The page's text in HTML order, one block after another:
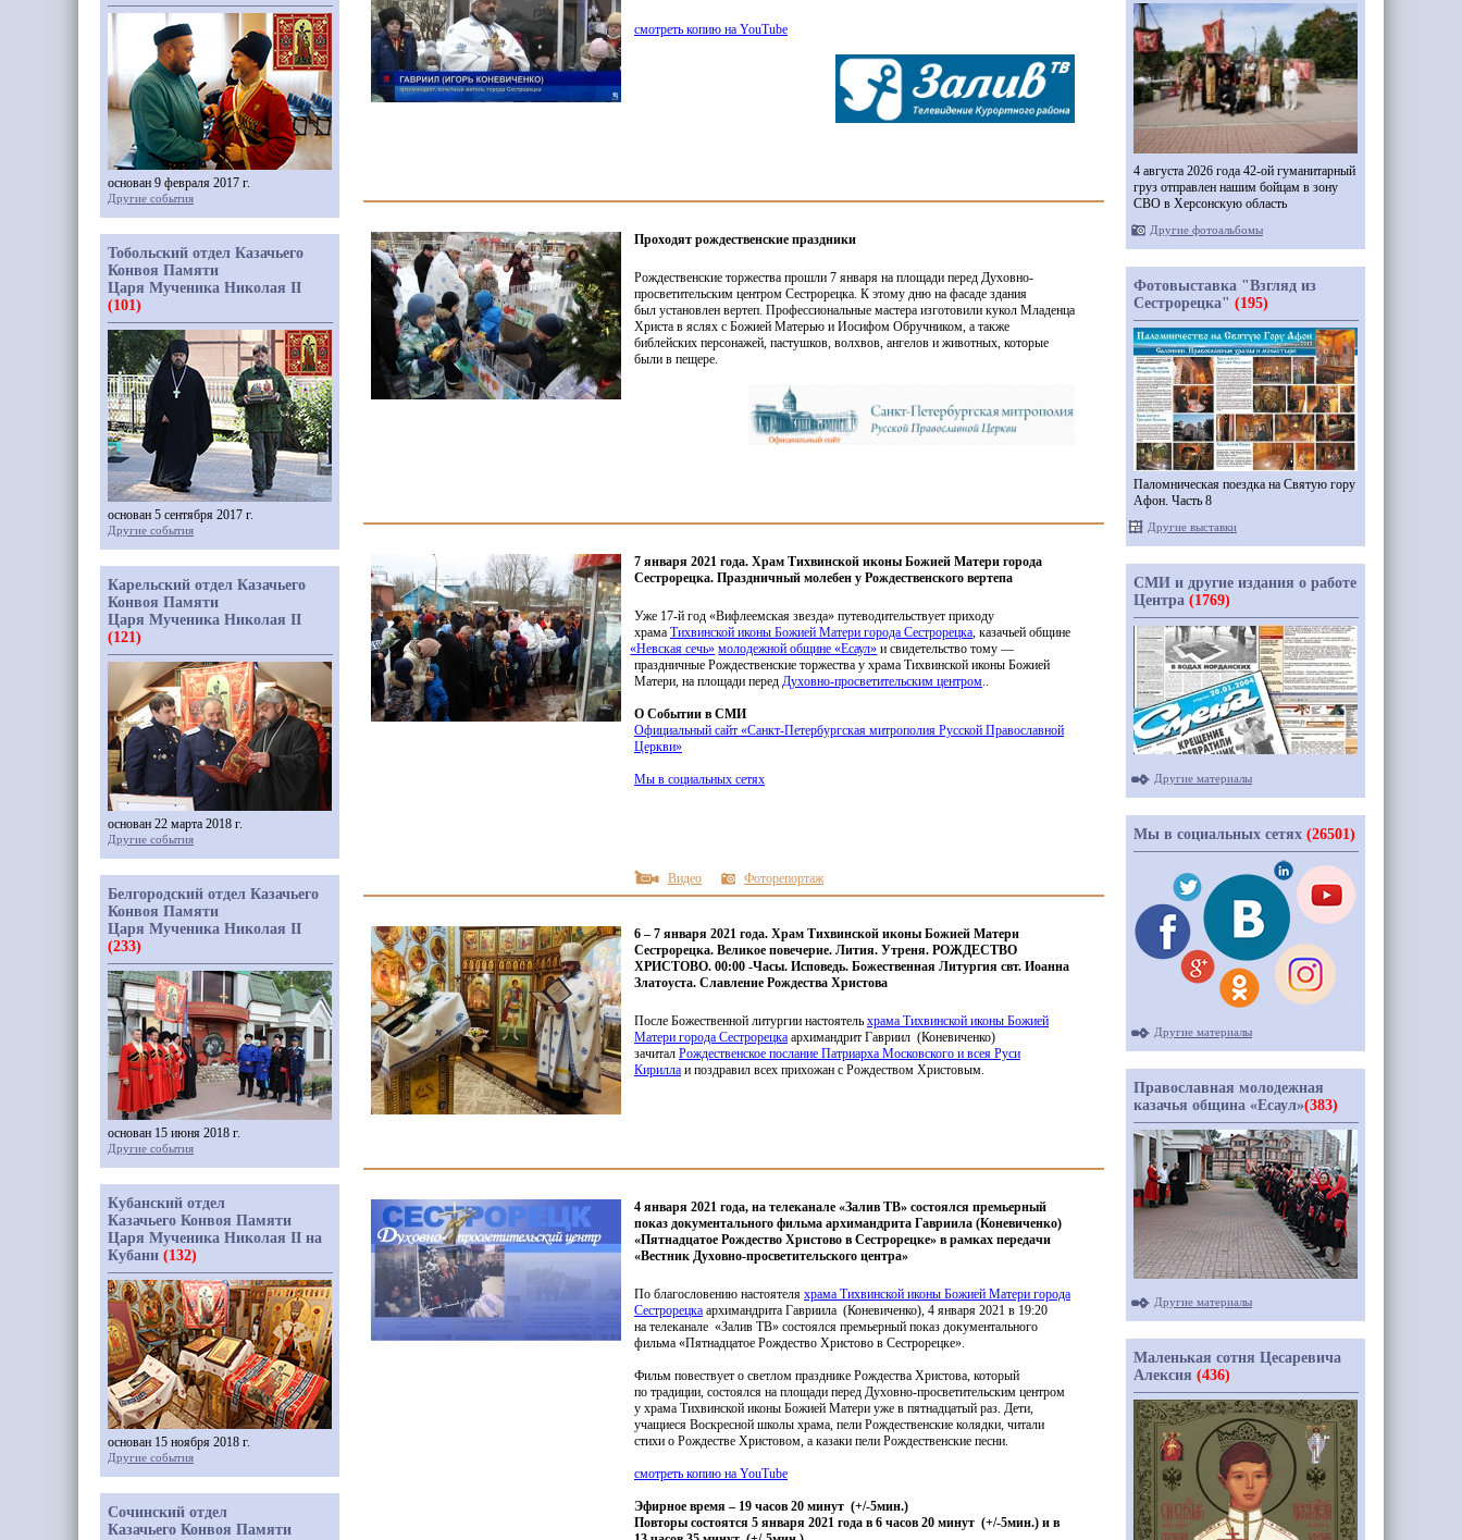
смотреть копию на YouTube
Проходят рождественские праздники
Рождественские торжества прошли 7 января на площади перед Духовно-
просветительским центром Сестрорецка. К этому дню на фасаде здания
был установлен вертеп. Профессиональные мастера изготовили кукол Младенца
Христа в яслях с Божией Матерью и Иосифом Обручником, а также
библейских персонажей, пастушков, волхвов, ангелов и животных, которые
были в пещере.
7 января 2021 года. Храм Тихвинской иконы Божией Матери города
Сестрорецка. Праздничный молебен у Рождественского вертепа
Уже 17-й год «Вифлеемская звезда» путеводительствует приходу
храма Тихвинской иконы Божией Матери города Сестрорецка, казачьей общине
«Невская сечь» молодежной общине «Есаул» и свидетельство тому —
праздничные Рождественские торжества у храма Тихвинской иконы Божией
Матери, на площади перед Духовно-просветительским центром..
О Событии в СМИ
Официальный сайт «Санкт-Петербургская митрополия Русской Православной
Церкви»
Мы в социальных сетях
Видео Фоторепортаж
6 – 7 января 2021 года. Храм Тихвинской иконы Божией Матери
Сестрорецка. Великое повечерие. Лития. Утреня. РОЖДЕСТВО
ХРИСТОВО. 00:00 -Часы. Исповедь. Божественная Литургия свт. Иоанна
Златоуста. Славление Рождества Христова
После Божественной литургии настоятель храма Тихвинской иконы Божией
Матери города Сестрорецка архимандрит Гавриил (Коневиченко)
зачитал Рождественское послание Патриарха Московского и всея Руси
Кирилла и поздравил всех прихожан с Рождеством Христовым.
4 января 2021 года, на телеканале «Залив ТВ» состоялся премьерный
показ документального фильма архимандрита Гавриила (Коневиченко)
«Пятнадцатое Рождество Христово в Сестрорецке» в рамках передачи
«Вестник Духовно-просветительского центра»
По благословению настоятеля храма Тихвинской иконы Божией Матери города
Сестрорецка архимандрита Гавриила (Коневиченко), 4 января 2021 в 19:20
на телеканале «Залив ТВ» состоялся премьерный показ документального
фильма «Пятнадцатое Рождество Христово в Сестрорецке».
Фильм повествует о светлом празднике Рождества Христова, который
по традиции, состоялся на площади перед Духовно-просветительским центром
у храма Тихвинской иконы Божией Матери уже в пятнадцатый раз. Дети,
учащиеся Воскресной школы храма, пели Рождественские колядки, читали
стихи о Рождестве Христовом, а казаки пели Рождественские песни.
смотреть копию на YouTube
Эфирное время – 19 часов 20 минут (+/-5мин.)
Повторы состоятся 5 января 2021 года в 6 часов 20 минут (+/-5мин.) и в
основан 9 февраля 2017 г.
Другие события
Тобольский отдел Казачьего
Конвоя Памяти
Царя Мученика Николая II
(101)
основан 5 сентября 2017 г.
Другие события
Карельский отдел Казачьего
Конвоя Памяти
Царя Мученика Николая II
(121)
основан 22 марта 2018 г.
Другие события
Белгородский отдел Казачьего
Конвоя Памяти
Царя Мученика Николая II
(233)
основан 15 июня 2018 г.
Другие события
Кубанский отдел
Казачьего Конвоя Памяти
Царя Мученика Николая II на
Кубани (132)
основан 15 ноября 2018 г.
Другие события
Сочинский отдел
Казачьего Конвоя Памяти
4 августа 2026 года 42-ой гуманитарный
груз отправлен нашим бойцам в зону
СВО в Херсонскую область
Другие фотоальбомы
Фотовыставка "Взгляд из
Сестрорецка" (195)
Паломническая поездка на Святую гору
Афон. Часть 8
Другие выставки
СМИ и другие издания о работе
Центра (1769)
Другие материалы
Мы в социальных сетях (26501)
Другие материалы
Православная молодежная
казачья община «Есаул»(383)
Другие материалы
Маленькая сотня Цесаревича
Алексия (436)